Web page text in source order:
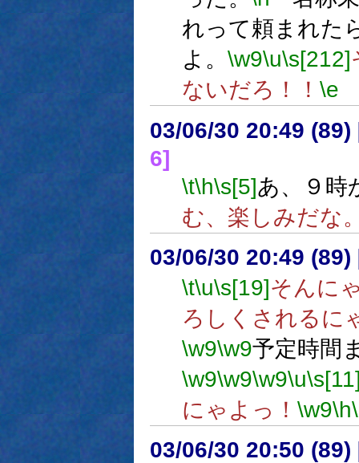
れって頼まれた
よ。 \w9\u\s[212]
ないだろ！！ \e
03/06/30 20:49 (89)
6]
\t\h\s[5]あ、９時
む、楽しみだな
03/06/30 20:49 (89)
\t\u\s[19]そんに
ろしくされるに
\w9\w9予定時間
\w9\w9\w9\u
にゃよっ！ \w9\h
03/06/30 20:50 (89)